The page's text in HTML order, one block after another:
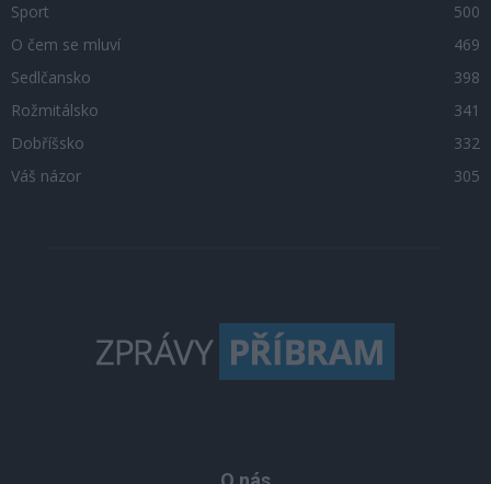
Sport
500
O čem se mluví
469
Sedlčansko
398
Rožmitálsko
341
Dobříšsko
332
Váš názor
305